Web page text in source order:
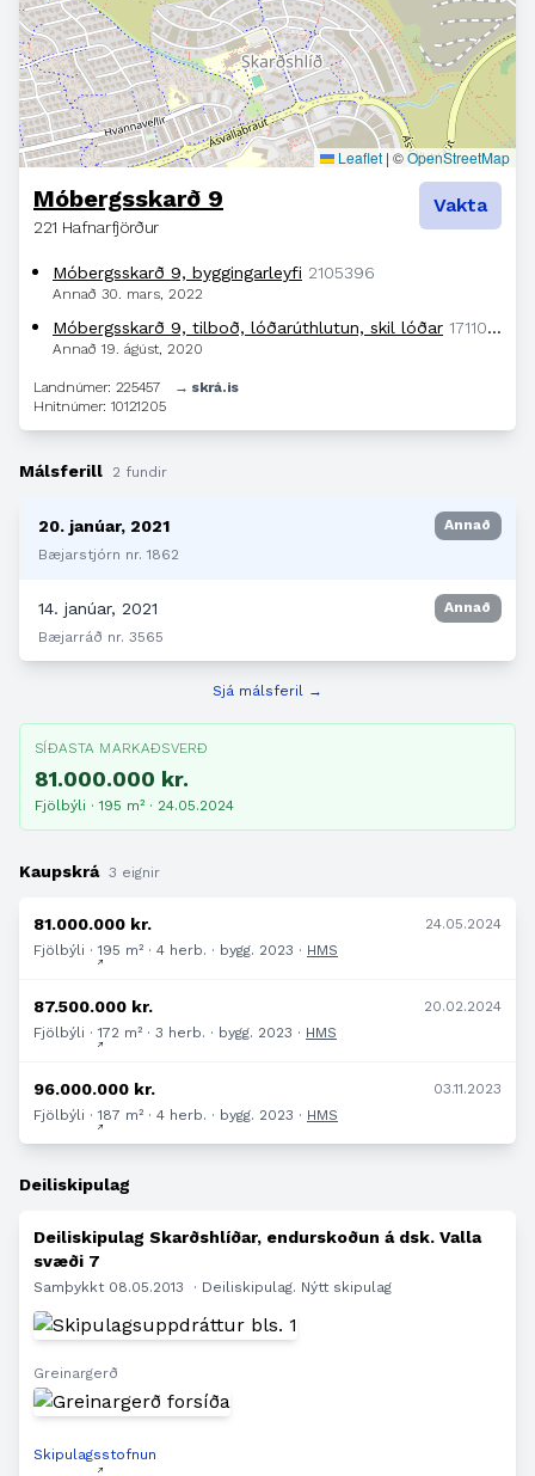
Leaflet | ©OpenStreetMap
Móbergsskarð 9
221 Hafnarfjörður
Vakta
Móbergsskarð 9, byggingarleyfi 2105396
Annað 30. mars, 2022
Móbergsskarð 9, tilboð, lóðarúthlutun, skil lóðar 1711023
Annað 19. ágúst, 2020
Landnúmer: 225457
→ skrá.is
Hnitnúmer: 10121205
Málsferill 2 fundir
20. janúar, 2021
Annað
Bæjarstjórn nr. 1862
14. janúar, 2021
Annað
Bæjarráð nr. 3565
Sjá málsferil →
SÍÐASTA MARKAÐSVERÐ
81.000.000 kr.
Fjölbýli · 195 m² · 24.05.2024
Kaupskrá 3 eignir
81.000.000 kr.
24.05.2024
Fjölbýli · 195 m² · 4 herb. · bygg. 2023 · HMS
87.500.000 kr.
20.02.2024
Fjölbýli · 172 m² · 3 herb. · bygg. 2023 · HMS
96.000.000 kr.
03.11.2023
Fjölbýli · 187 m² · 4 herb. · bygg. 2023 · HMS
Deiliskipulag
Deiliskipulag Skarðshlíðar, endurskoðun á dsk. Valla
svæði 7
Samþykkt 08.05.2013 · Deiliskipulag. Nýtt skipulag
Greinargerð
Skipulagsstofnun